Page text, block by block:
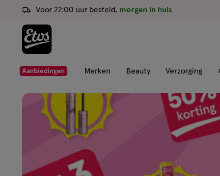
ga
de
hoofd
ga
de
zoekbalk
Voor 22:00 uur besteld, morgen in huis
Aanbiedingen Merken Beauty Verzorging
Etos
Drogist